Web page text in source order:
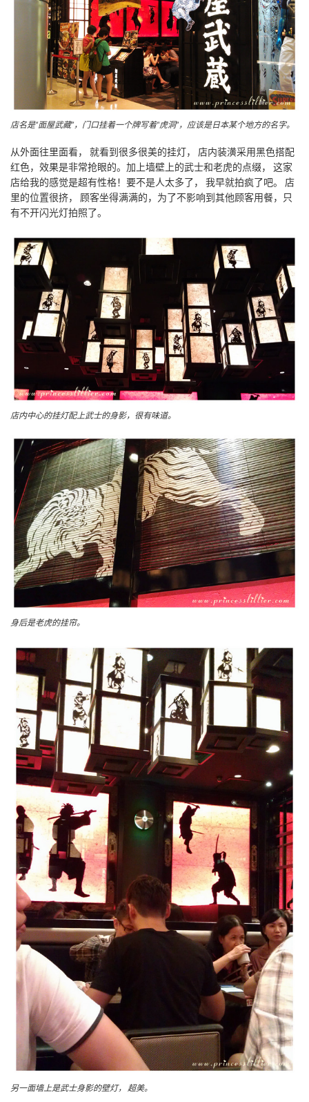
店名是“面屋武藏”，门口挂着一个牌写着“虎洞”，应该是日本某个地方的名字。
从外面往里面看， 就看到很多很美的挂灯， 店内装潢采用黑色搭配
红色，效果是非常抢眼的。加上墙壁上的武士和老虎的点缀， 这家
店给我的感觉是超有性格！要不是人太多了， 我早就拍疯了吧。 店
里的位置很挤， 顾客坐得满满的，为了不影响到其他顾客用餐，只
有不开闪光灯拍照了。
店内中心的挂灯配上武士的身影，很有味道。
身后是老虎的挂帘。
另一面墙上是武士身影的壁灯， 超美。